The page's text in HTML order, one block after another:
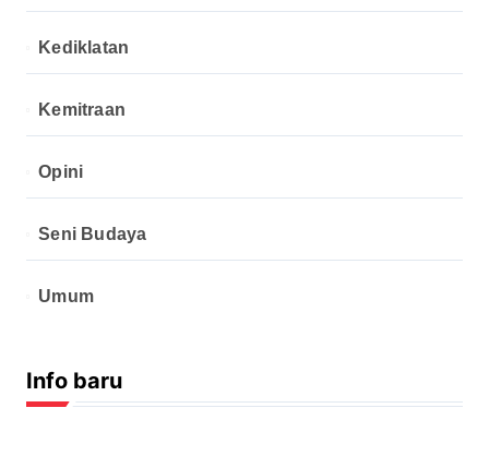
Kediklatan
Kemitraan
Opini
Seni Budaya
Umum
Info baru